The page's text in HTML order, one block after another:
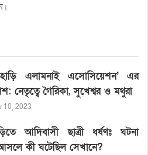
এলামনাই এসোসিয়েশন’ এর
নেতৃত্বে গৈরিকা, সুখেশ্বর ও মথুরা
10, 2023
আদিবাসী ছাত্রী ধর্ষণঃ ঘটনা
কী ঘটেছিল সেখানে?